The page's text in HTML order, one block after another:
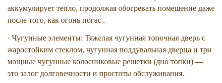
аккумулирует тепло, продолжая обогревать помещение даже
после того, как огонь погас .
· Чугунные элементы: Тяжелая чугунная топочная дверь с
жаростойким стеклом, чугунная поддувальная дверца и три
мощные чугунные колосниковые решетки (дно топки) —
это залог долговечности и простоты обслуживания.